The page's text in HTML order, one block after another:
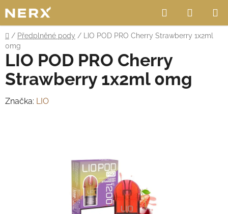
na
obsah
Hledat
KOŠÍK
Domů
/ Předplněné pody /
LIO POD PRO Cherry Strawberry 1x2ml
0mg
LIO POD PRO Cherry
Strawberry 1x2ml 0mg
Značka: LIO